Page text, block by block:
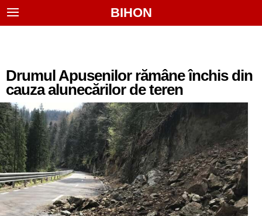
BIHON
Drumul Apusenilor rămâne închis din
cauza alunecărilor de teren